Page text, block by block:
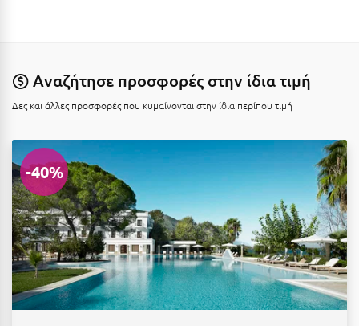
Καλάβρυτα
Καλαμάτα
Κάλαμος
Καλαμπάκα
Κάλυμνος
Καμένα Βούρλα
Καρδάμαινα
Καρδαμύλη
Αναζήτησε προσφορές στην ίδια τιμή
Δες και άλλες προσφορές που κυμαίνονται στην ίδια περίπου τιμή
-40%